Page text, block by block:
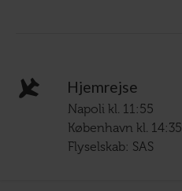
Hjemrejse
Napoli kl. 11:55
København kl. 14:35
Flyselskab: SAS